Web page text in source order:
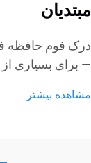
مبتدیان
درک فوم حافظه
— برای بسیاری
تبلیغات،
مشاهده بیشتر